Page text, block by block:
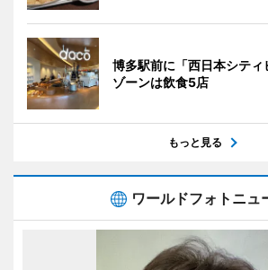
博多駅前に「西日本シテ
ゾーンは飲食5店
もっと見る
ワールドフォトニュ